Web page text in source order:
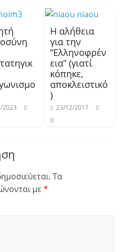
2023
Η αλήθεια
για την
“Ελληνοφρέν
εια” (γιατί
κόπηκε,
αποκλειστικό
)
23/12/2017
0
Τα
με*